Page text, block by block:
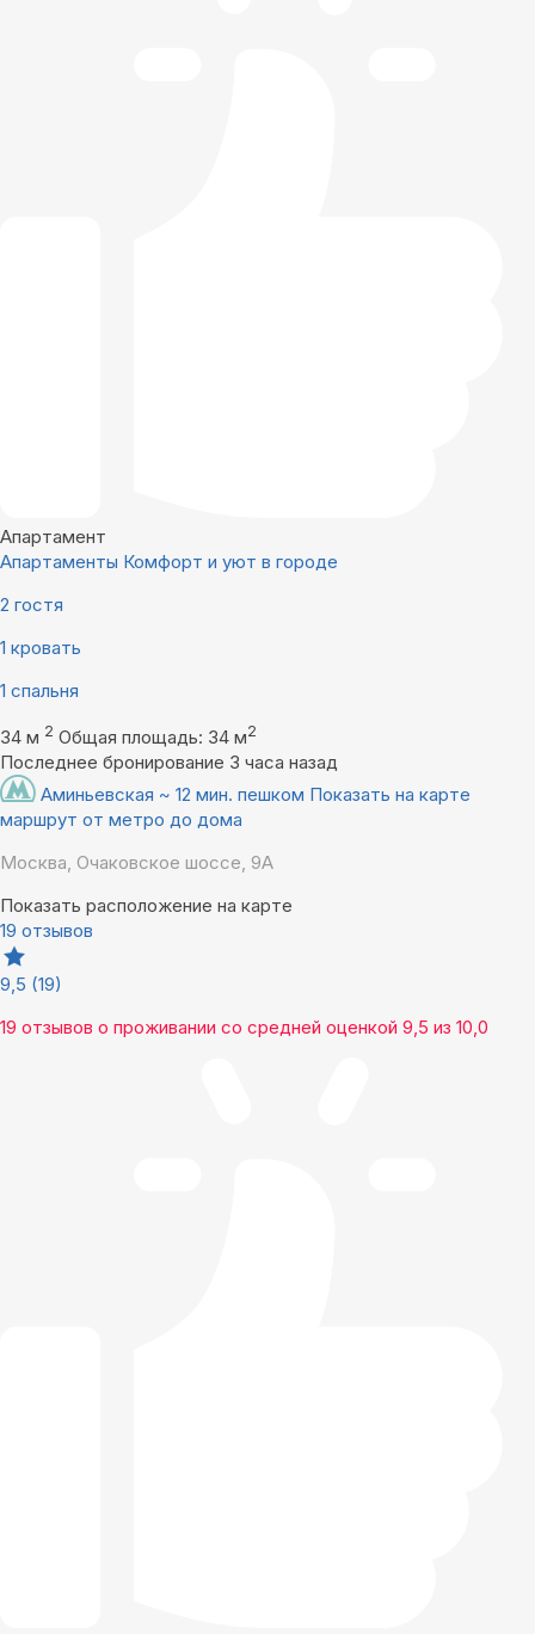
Апартамент
Апартаменты Комфорт и уют в городе
2 гостя
1 кровать
1 спальня
34 м 2 Общая площадь: 34 м2
Последнее бронирование 3 часа назад
Аминьевская ~ 12 мин. пешком Показать на карте
маршрут от метро до дома
Москва, Очаковское шоссе, 9А
Показать расположение на карте
19 отзывов
9,5 (19)
19 отзывов о проживании со средней оценкой 9,5 из 10,0